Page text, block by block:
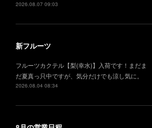
2026.08.07 09:03
新フルーツ
フルーツカクテル【梨(幸水)】入荷です！まだま
だ夏真っ只中ですが、気分だけでも涼し気に。
2026.08.04 08:34